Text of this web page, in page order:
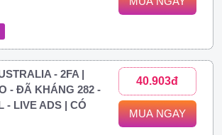
- 2FA |
- ĐÃ KHÁNG 282 -
- LIVE ADS | CÓ
40.903đ
MUA NGAY